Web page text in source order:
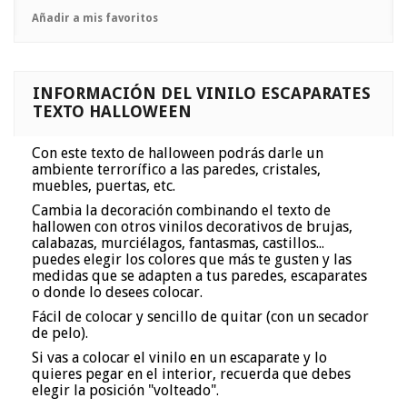
Añadir a mis favoritos
INFORMACIÓN DEL VINILO ESCAPARATES
TEXTO HALLOWEEN
Con este texto de halloween podrás darle un
ambiente terrorífico a las paredes, cristales,
muebles, puertas, etc.
Cambia la decoración combinando el texto de
hallowen con otros vinilos decorativos de brujas,
calabazas, murciélagos, fantasmas, castillos...
puedes elegir los colores que más te gusten y las
medidas que se adapten a tus paredes, escaparates
o donde lo desees colocar.
Fácil de colocar y sencillo de quitar (con un secador
de pelo).
Si vas a colocar el vinilo en un escaparate y lo
quieres pegar en el interior, recuerda que debes
elegir la posición "volteado".